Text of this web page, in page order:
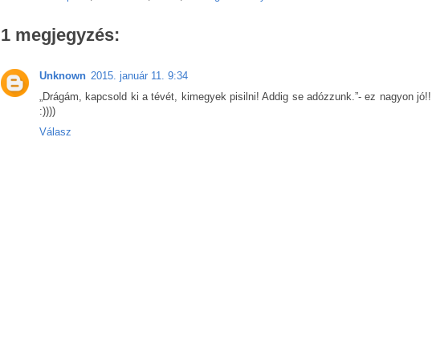
1 megjegyzés:
Unknown 2015. január 11. 9:34
„Drágám, kapcsold ki a tévét, kimegyek pisilni! Addig se adózzunk.”- ez nagyon jó!!
:))))
Válasz